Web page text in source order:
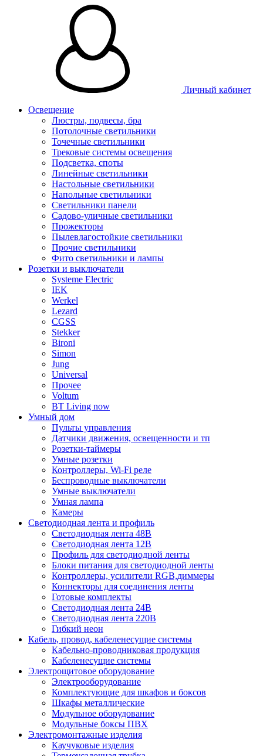
Личный кабинет
Освещение
Люстры, подвесы, бра
Потолочные светильники
Точечные светильники
Трековые системы освещения
Подсветка, споты
Линейные светильники
Настольные светильники
Напольные светильники
Светильники панели
Садово-уличные светильники
Прожекторы
Пылевлагостойкие светильники
Прочие светильники
Фито светильники и лампы
Розетки и выключатели
Systeme Electric
IEK
Werkel
Lezard
CGSS
Stekker
Bironi
Simon
Jung
Universal
Прочее
Voltum
BT Living now
Умный дом
Пульты управления
Датчики движения, освещенности и тп
Розетки-таймеры
Умные розетки
Контроллеры, Wi-Fi реле
Беспроводные выключатели
Умные выключатели
Умная лампа
Камеры
Светодиодная лента и профиль
Светодиодная лента 48В
Светодиодная лента 12В
Профиль для светодиодной ленты
Блоки питания для светодиодной ленты
Контроллеры, усилители RGB,диммеры
Коннекторы для соединения ленты
Готовые комплекты
Светодиодная лента 24В
Светодиодная лента 220В
Гибкий неон
Кабель, провод, кабеленесущие системы
Кабельно-проводниковая продукция
Кабеленесущие системы
Электрощитовое оборудование
Электрооборудование
Комплектующие для шкафов и боксов
Шкафы металлические
Модульное оборудование
Модульные боксы ПВХ
Электромонтажные изделия
Каучуковые изделия